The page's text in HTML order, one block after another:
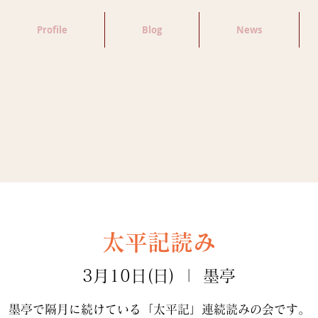
Profile Blog News
太平記読み
3月10日(日) 墨亭
墨亭で隔月に続けている「太平記」連続読みの会です。